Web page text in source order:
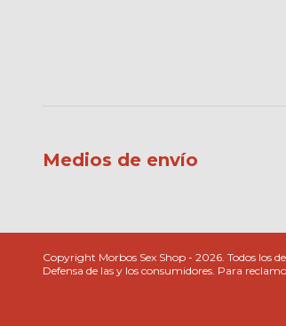
Medios de envío
Copyright Morbos Sex Shop - 2026. Todos los
Defensa de las y los consumidores. Para